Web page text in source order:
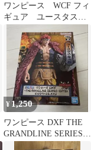
ワンピース WCF フィ
ギュア ユースタス・
¥ 1,250
ワンピース DXF THE
GRANDLINE SERIES
ユースタス・キッド